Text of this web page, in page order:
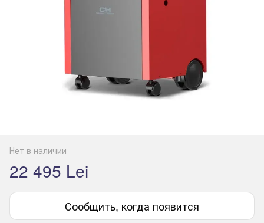
Нет в наличии
22 495 Lei
Сообщить, когда появится